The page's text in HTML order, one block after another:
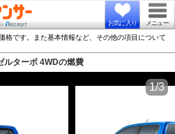
お気に入り メニュー
格です。また基本情報など、その他の項目について
ルターボ 4WDの燃費
1/3